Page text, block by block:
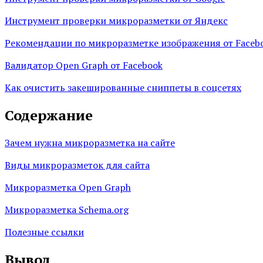
Инструмент проверки микроразметки от Яндекс
Рекомендации по микроразметке изображения от
Валидатор Open Graph от Facebook
Как очистить закешированные сниппеты в соцсетях
Содержание
Зачем нужна микроразметка на сайте
Виды микроразметок для сайта
Микроразметка Open Graph
Микроразметка Schema.org
Полезные ссылки
Вывод